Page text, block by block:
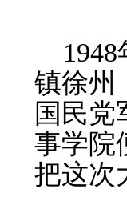
镇徐州
国民党
事学院
把这次